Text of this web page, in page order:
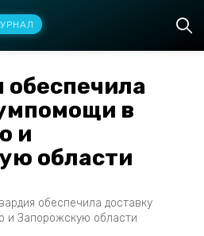
обеспечила
в
и
области
обеспечила доставку
и Запорожскую области